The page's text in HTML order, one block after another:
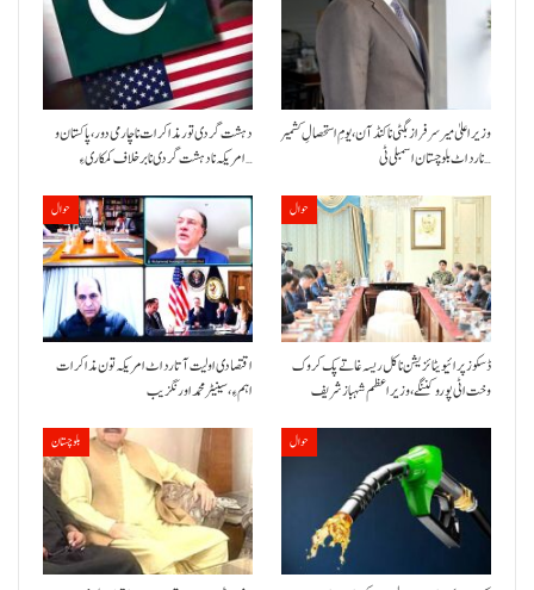
دہشت گردی تور مذاکرات نا چارمی دور،پاکستان و
امریکہ نا دہشت گردی نا برخلاف کمکاری ءِ…
وزیراعلیٰ میر سرفراز بگٹی نا کنڈ آن،یومِ استحصالِ کشمیر
نا رد اٹ بلوچستان اسمبلی ٹی…
حوال
اقتصادی اولیت آتا رد اٹ امریکہ تون مذاکرات
اہم ءِ،سینیٹر محمد اورنگزیب
حوال
ڈسکوز پرائیویٹائزیشن نا کل ریسہ غاتے پک کروک
وخت اٹی پورو کننگے ،وزیراعظم شہباز شریف
بلوچستان حوال